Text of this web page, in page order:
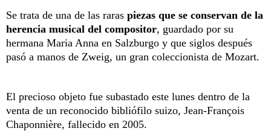
Se trata de una de las raras piezas que se conservan de la
herencia musical del compositor, guardado por su
hermana Maria Anna en Salzburgo y que siglos después
pasó a manos de Zweig, un gran coleccionista de Mozart.
El precioso objeto fue subastado este lunes dentro de la
venta de un reconocido bibliófilo suizo, Jean-François
Chaponnière, fallecido en 2005.